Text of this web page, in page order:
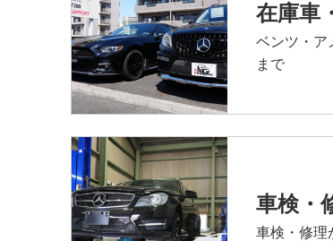
在庫車
ベンツ・ア
まで
車検・
車検・修理